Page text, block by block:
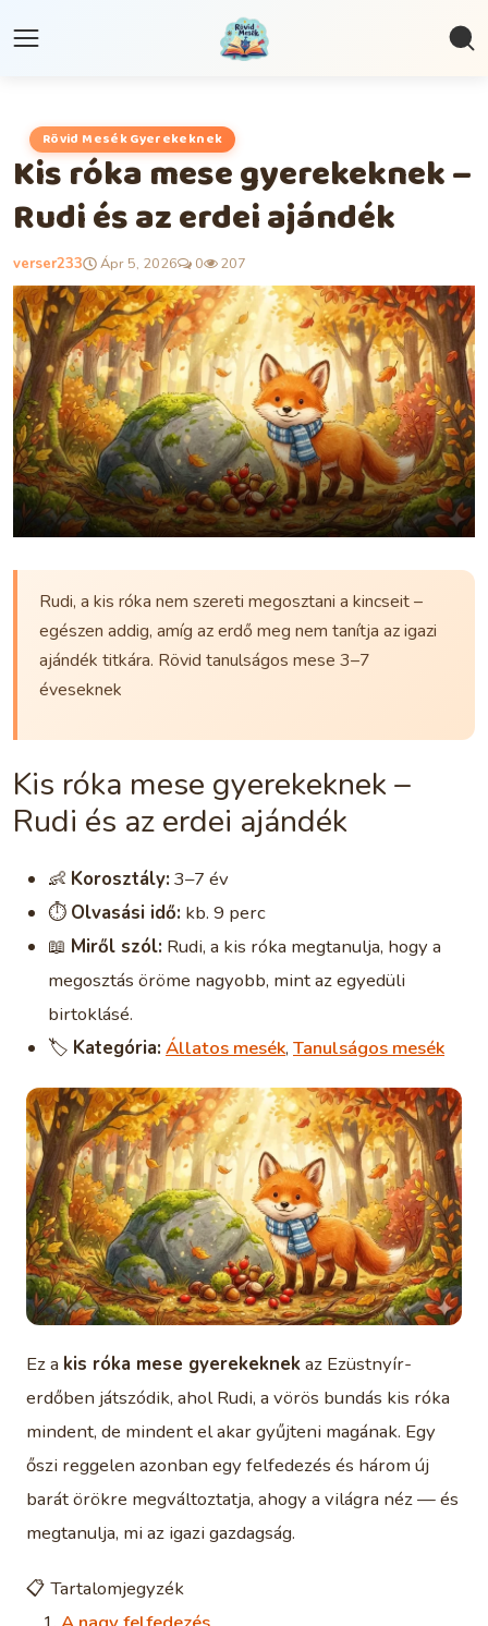
Rövid Mesék Gyerekeknek
Kis róka mese gyerekeknek –
Rudi és az erdei ajándék
verser233 Ápr 5, 2026 0 207
Rudi, a kis róka nem szereti megosztani a kincseit –
egészen addig, amíg az erdő meg nem tanítja az igazi
ajándék titkára. Rövid tanulságos mese 3–7
éveseknek
Kis róka mese gyerekeknek –
Rudi és az erdei ajándék
👶 Korosztály: 3–7 év
⏱️ Olvasási idő: kb. 9 perc
📖 Miről szól: Rudi, a kis róka megtanulja, hogy a
megosztás öröme nagyobb, mint az egyedüli
birtoklásé.
🏷️ Kategória: Állatos mesék, Tanulságos mesék
Ez a kis róka mese gyerekeknekaz Ezüstnyír-
erdőben játszódik, ahol Rudi, a vörös bundás kis róka
mindent, de mindent el akar gyűjteni magának. Egy
őszi reggelen azonban egy felfedezés és három új
barát örökre megváltoztatja, ahogy a világra néz — és
megtanulja, mi az igazi gazdagság.
📋 Tartalomjegyzék